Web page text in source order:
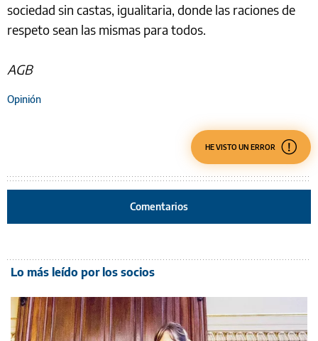
sociedad sin castas, igualitaria, donde las raciones de
respeto sean las mismas para todos.
AGB
Opinión
HE VISTO UN ERROR
Comentarios
Lo más leído por los socios